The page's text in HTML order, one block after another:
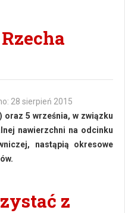
28 sierpień 2015
oraz 5 września, w związku
nawierzchni na odcinku
nastąpią okresowe
z